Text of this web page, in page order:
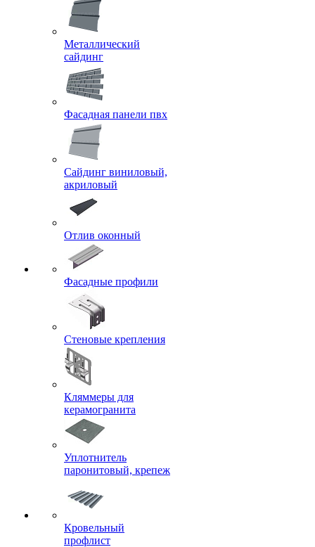
Металлический
сайдинг
Фасадная панели пвх
Сайдинг виниловый,
акриловый
Отлив оконный
Фасадные профили
Стеновые крепления
Кляммеры для
керамогранита
Уплотнитель
паронитовый, крепеж
Кровельный
профлист